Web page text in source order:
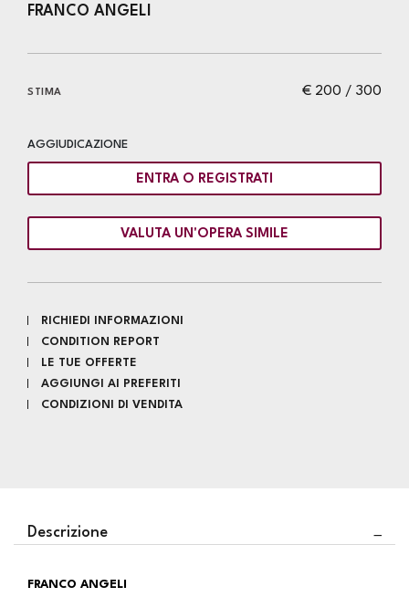
FRANCO ANGELI
€ 200 / 300
STIMA
AGGIUDICAZIONE
ENTRA O REGISTRATI
VALUTA UN'OPERA SIMILE
RICHIEDI INFORMAZIONI
CONDITION REPORT
LE TUE OFFERTE
AGGIUNGI AI PREFERITI
CONDIZIONI DI VENDITA
Descrizione
FRANCO ANGELI